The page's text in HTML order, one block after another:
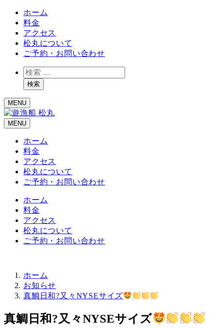
ホーム
料金
アクセス
松丸について
ご予約・お問い合わせ
検
索検索
MENU
MENU
ホーム
料金
アクセス
松丸について
ご予約・お問い合わせ
ホーム
料金
アクセス
松丸について
ご予約・お問い合わせ
ホーム
お知らせ
真鯛日和?又々NYSEサイズ
真鯛日和?又々NYSEサイズ